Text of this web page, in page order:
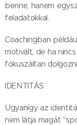
benne, hanem
feladatokkal.
Coachingban
motivált, de ha
fókuszáltan
IDENTITÁS
Ugyanígy az
nem látja magát